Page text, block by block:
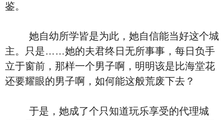
鉴。
她自幼所学皆是为此，她自信能当好这个城
主。只是……她的夫君终日无所事事，每日负手
立于窗前，那样一个男子啊，明明该是比海堂花
还要耀眼的男子啊，如何能这般荒废下去？
于是，她成了个只知道玩乐享受的代理城